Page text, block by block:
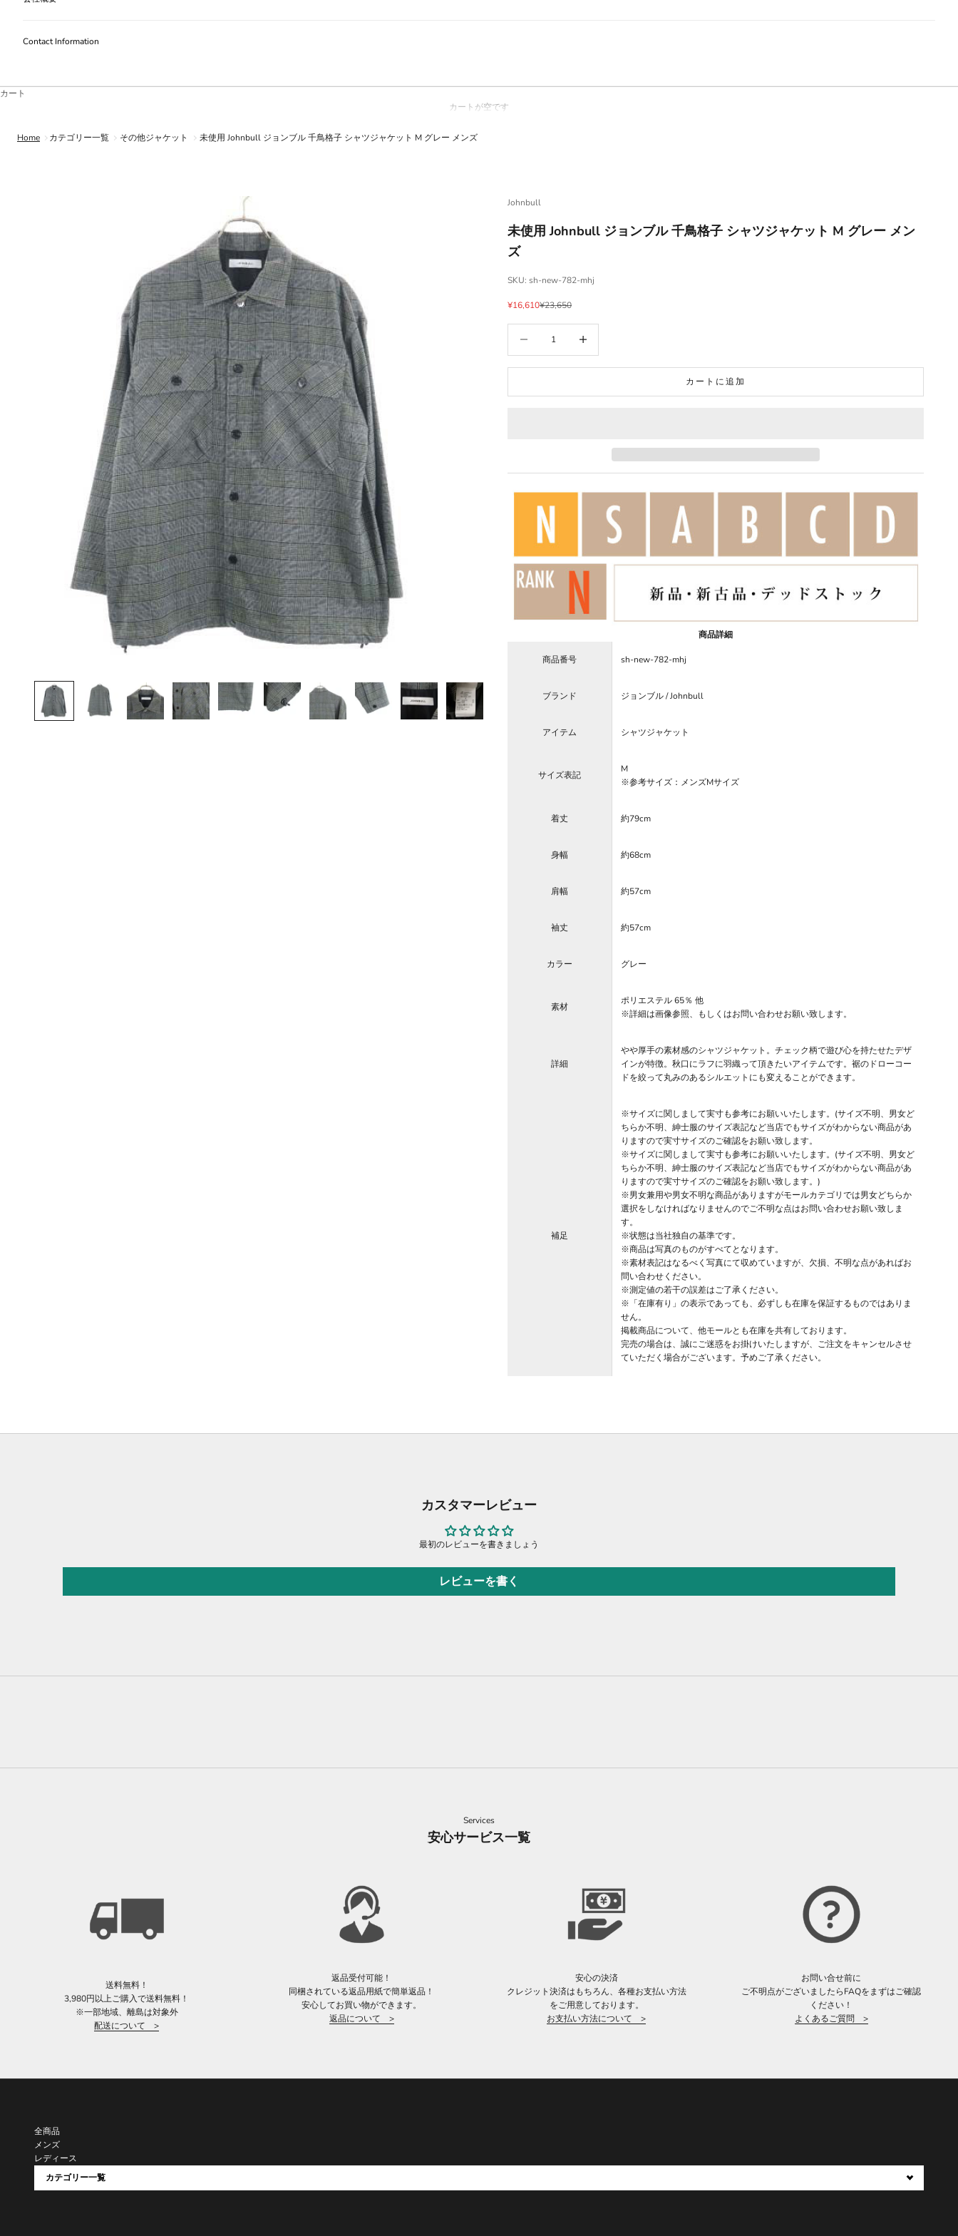
Contact Information
カート
カートが空です
Home カテゴリー一覧 その他ジャケット 未使用 Johnbull ジョンブル 千鳥格子 シャツジャケット M グレー メンズ
Johnbull
未使用 Johnbull ジョンブル 千鳥格子 シャツジャケット M グレー メン
ズ
SKU: sh-new-782-mhj
セール価格
¥16,610通常価格
¥23,650
カートに追加
商品詳細
商品番号 sh-new-782-mhj
ブランド ジョンブル / Johnbull
アイテム シャツジャケット
サイズ表記
M
※参考サイズ：メンズMサイズ
着丈 約79cm
身幅 約68cm
肩幅 約57cm
袖丈 約57cm
カラー グレー
素材
ポリエステル 65％ 他
※詳細は画像参照、もしくはお問い合わせお願い致します。
詳細
やや厚手の素材感のシャツジャケット。チェック柄で遊び心を持たせたデザ
インが特徴。秋口にラフに羽織って頂きたいアイテムです。裾のドローコー
ドを絞って丸みのあるシルエットにも変えることができます。
補足
※サイズに関しまして実寸も参考にお願いいたします。(サイズ不明、男女ど
ちらか不明、紳士服のサイズ表記など当店でもサイズがわからない商品があ
りますので実寸サイズのご確認をお願い致します。
※サイズに関しまして実寸も参考にお願いいたします。(サイズ不明、男女ど
ちらか不明、紳士服のサイズ表記など当店でもサイズがわからない商品があ
りますので実寸サイズのご確認をお願い致します。)
※男女兼用や男女不明な商品がありますがモールカテゴリでは男女どちらか
選択をしなければなりませんのでご不明な点はお問い合わせお願い致しま
す。
※状態は当社独自の基準です。
※商品は写真のものがすべてとなります。
※素材表記はなるべく写真にて収めていますが、欠損、不明な点があればお
問い合わせください。
※測定値の若干の誤差はご了承ください。
※「在庫有り」の表示であっても、必ずしも在庫を保証するものではありま
せん。
掲載商品について、他モールとも在庫を共有しております。
完売の場合は、誠にご迷惑をお掛けいたしますが、ご注文をキャンセルさせ
ていただく場合がございます。予めご了承ください。
カスタマーレビュー
最初のレビューを書きましょう
レビューを書く
Services
安心サービス一覧
送料無料！
3,980円以上ご購入で送料無料！
※一部地域、離島は対象外
配送について >
返品受付可能！
同梱されている返品用紙で簡単返品！
安心してお買い物ができます。
返品について >
安心の決済
クレジット決済はもちろん、各種お支払い方法
をご用意しております。
お支払い方法について >
お問い合せ前に
ご不明点がございましたらFAQをまずはご確認
ください！
よくあるご質問 >
全商品
メンズ
レディース
カテゴリー一覧